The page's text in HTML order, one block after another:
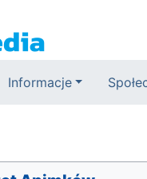
Informacje